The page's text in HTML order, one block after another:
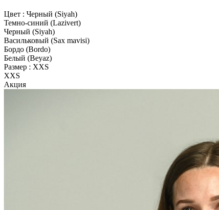
Цвет : Черный (Siyah)
Темно-синий (Lazivert)
Черный (Siyah)
Васильковый (Sax mavisi)
Бордо (Bordo)
Белый (Beyaz)
Размер : XXS
XXS
Акция